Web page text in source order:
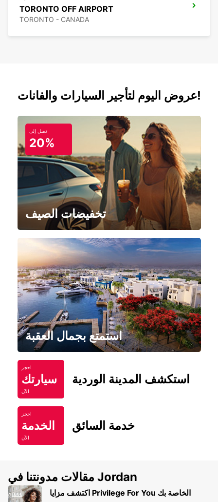
TORONTO OFF AIRPORT
TORONTO - CANADA
عروض اليوم لتأجير السيارات والفانات!
تصل إلى
20%
تخفيضات الصيف
استمتع بجمال العقبة
احجز
سيارتك
الآن
استكشف المدينة الوردية
احجز
الخدمة
الآن
خدمة السائق
مقالات مدونتنا في Jordan
اكتشف مزايا Privilege For You الخاصة بك